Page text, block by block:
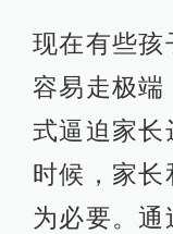
现在有些孩
容易走极端
式逼迫家长
时候，家
为必要。